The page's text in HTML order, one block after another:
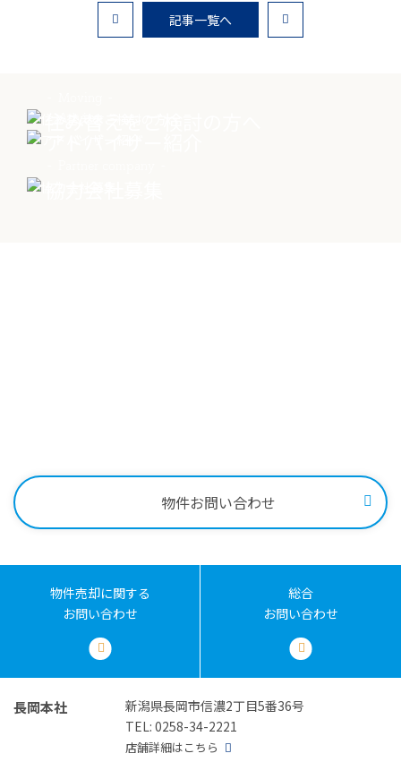
物件売却に関する
土地売却に関する
記事一覧へ
物件お問い合わせ
物件売却に関する
お問い合わせ
総合
お問い合わせ
長岡本社
新潟県長岡市信濃2丁目5番36号
TEL: 0258-34-2221
店舗詳細はこちら